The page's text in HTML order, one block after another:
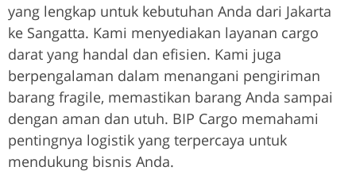
yang lengkap untuk kebutuhan Anda dari Jakarta
ke Sangatta. Kami menyediakan layanan cargo
darat yang handal dan efisien. Kami juga
berpengalaman dalam menangani pengiriman
barang fragile, memastikan barang Anda sampai
dengan aman dan utuh. BIP Cargo memahami
pentingnya logistik yang terpercaya untuk
mendukung bisnis Anda.